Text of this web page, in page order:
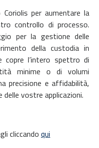
per aumentare la
controllo di processo.
per la gestione delle
della custodia in
copre l’intero spettro di
minime o di volumi
precisione e affidabilità,
vostre applicazioni.
cliccando qui